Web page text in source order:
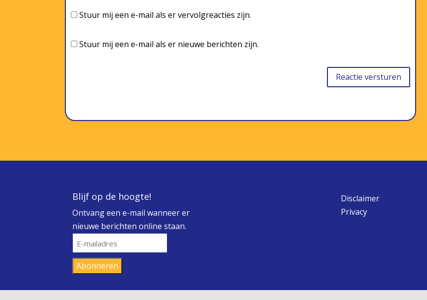
Stuur mij een e-mail als er vervolgreacties zijn.
Stuur mij een e-mail als er nieuwe berichten zijn.
Reactie versturen
Blijf op de hoogte!
Ontvang een e-mail wanneer er
nieuwe berichten online staan.
E-
mailadres
Abonneren
Disclaimer
Privacy